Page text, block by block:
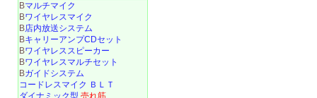
Bマルチマイク
Bワイヤレスマイク
B店内放送システム
BキャリーアンプCDセット
Bワイヤレススピーカー
Bワイヤレスマルチセット
Bガイドシステム
コードレスマイク ＢＬＴ